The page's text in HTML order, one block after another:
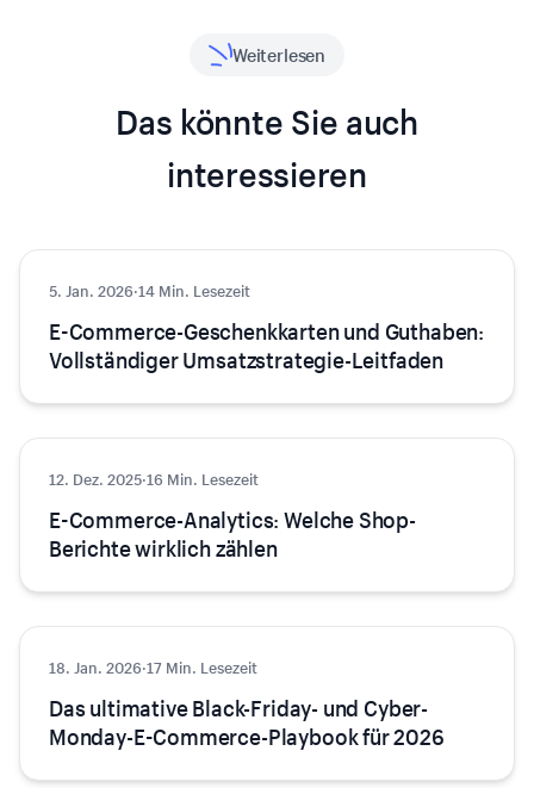
Weiterlesen
Das könnte Sie auch
interessieren
Tipps & Tricks
5. Jan. 2026·14 Min. Lesezeit
E-Commerce-Geschenkkarten und Guthaben:
Vollständiger Umsatzstrategie-Leitfaden
Tipps & Tricks
12. Dez. 2025·16 Min. Lesezeit
E-Commerce-Analytics: Welche Shop-
Berichte wirklich zählen
Tipps & Tricks
18. Jan. 2026·17 Min. Lesezeit
Das ultimative Black-Friday- und Cyber-
Monday-E-Commerce-Playbook für 2026